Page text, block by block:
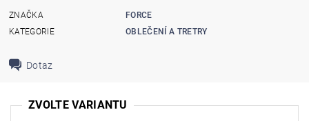
ZNAČKA
FORCE
KATEGORIE
OBLEČENÍ A TRETRY
Dotaz
ZVOLTE VARIANTU